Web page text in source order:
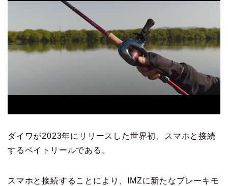
ダイワが2023年にリリースした世界初、スマホと接続
するベイトリールである。
スマホと接続することにより、IMZに新たなブレーキモ